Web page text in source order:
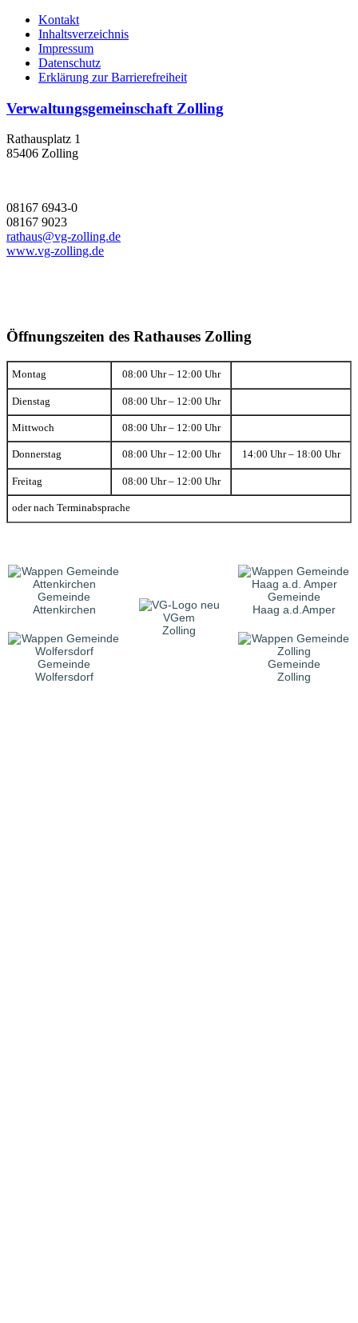
Kontakt
Inhaltsverzeichnis
Impressum
Datenschutz
Erklärung zur Barrierefreiheit
Verwaltungsgemeinschaft Zolling
Rathausplatz 1
85406 Zolling
08167 6943-0
08167 9023
rathaus@vg-zolling.de
www.vg-zolling.de
Öffnungszeiten des Rathauses Zolling
Montag 08:00 Uhr – 12:00 Uhr
Dienstag 08:00 Uhr – 12:00 Uhr
Mittwoch 08:00 Uhr – 12:00 Uhr
Donnerstag 08:00 Uhr – 12:00 Uhr 14:00 Uhr – 18:00 Uhr
Freitag 08:00 Uhr – 12:00 Uhr
oder nach Terminabsprache
Gemeinde
Attenkirchen
VGem
Zolling
Gemeinde
Haag a.d.Amper
Gemeinde
Wolfersdorf
Gemeinde
Zolling